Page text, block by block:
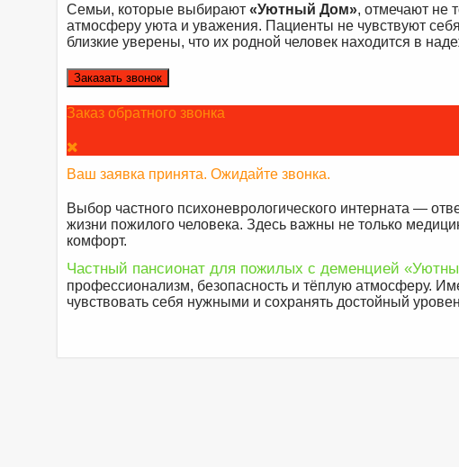
Семьи, которые выбирают «Уютный Дом», отмечают не
атмосферу уюта и уважения. Пациенты не чувствуют
близкие уверены, что их родной человек находится в
Заказать звонок
Заказ обратного звонка
Ваш заявка принята. Ожидайте звонка.
Выбор частного психоневрологического интерната —
жизни пожилого человека. Здесь важны не только
комфорт.
Частный пансионат для пожилых с деменцией
профессионализм, безопасность и тёплую атмосферу.
чувствовать себя нужными и сохранять достойный